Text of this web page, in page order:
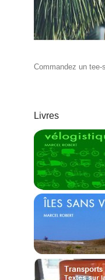
Commandez un tee-
Livres